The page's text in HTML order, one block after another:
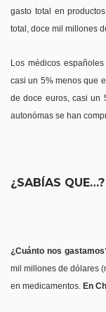
gasto total en
total, doce mil millones
Los médicos
casi un 5% menos que
de doce euros, casi un
autonómas se han
¿SABÍAS QUE…?
¿Cuánto nos
mil millones de dólares
en medicamentos. En